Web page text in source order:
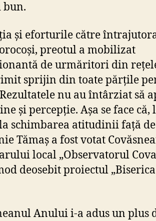
și eforturile către
preotul a mobilizat
de urmăritori din
sprijin din toate părțile
nu au întârziat să
și percepție. Așa se face că,
schimbarea atitudinii față de
Tămaș a fost votat
local „Observatorul
deosebit proiectul „Biserica
Anului i-a adus un plus